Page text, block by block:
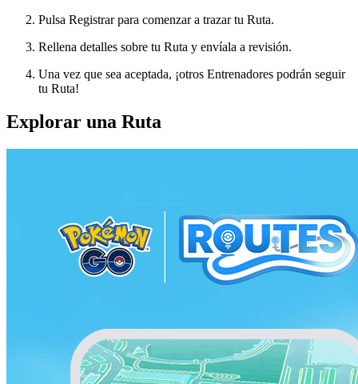
Pulsa Registrar para comenzar a trazar tu Ruta.
Rellena detalles sobre tu Ruta y envíala a revisión.
Una vez que sea aceptada, ¡otros Entrenadores podrán seguir
tu Ruta!
Explorar una Ruta